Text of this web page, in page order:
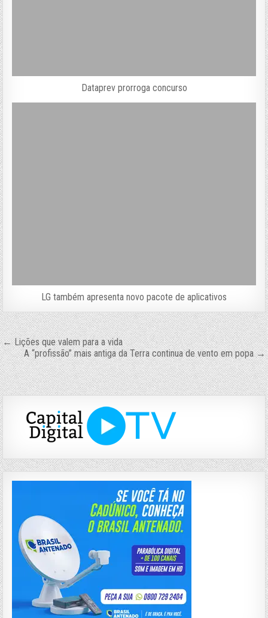
Dataprev prorroga concurso
LG também apresenta novo pacote de aplicativos
Navegação
de
Post
← Lições que valem para a vida
A “profissão” mais antiga da Terra continua de vento em popa →